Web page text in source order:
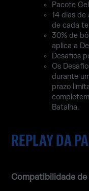
Pacote
14 dias
de cada
30% de
aplica a
Desafios
Os
durante
prazo
Batalha.
REPLAY DA
Compatibilidade de